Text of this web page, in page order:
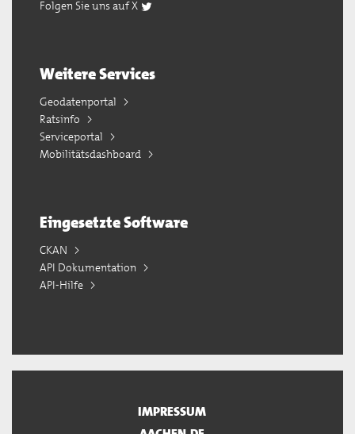
Folgen Sie uns auf X
Weitere Services
Geodatenportal
Ratsinfo
Serviceportal
Mobilitätsdashboard
Eingesetzte Software
CKAN
API Dokumentation
API-Hilfe
IMPRESSUM